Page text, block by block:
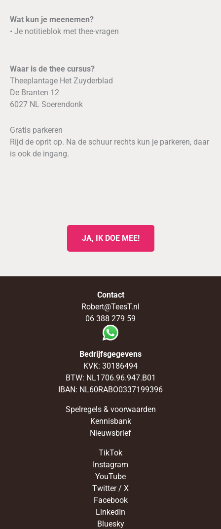
Wat kun je meenemen?
• Je notitieblok met thee-vragen
Waar is de thee cursus?
Theeplantage Het Zuyderblad
De Branten 12
6027 NL Soerendonk
Gratis parkeren
Rijd de oprit op. Na de schuur rechts kun je parkeren, daar
is ook de ingang.
JA, IK DOE MEE!
Contact
Robert@TeesT.nl
06 388 279 59
Bedrijfsgegevens
KVK: 30186494
BTW: NL1706.96.947.B01
IBAN: NL60RABO0337199396
Spelregels & voorwaarden
Kennisbank
Nieuwsbrief
TikTok
Instagram
YouTube
Twitter / X
Facebook
LinkedIn
Bluesky